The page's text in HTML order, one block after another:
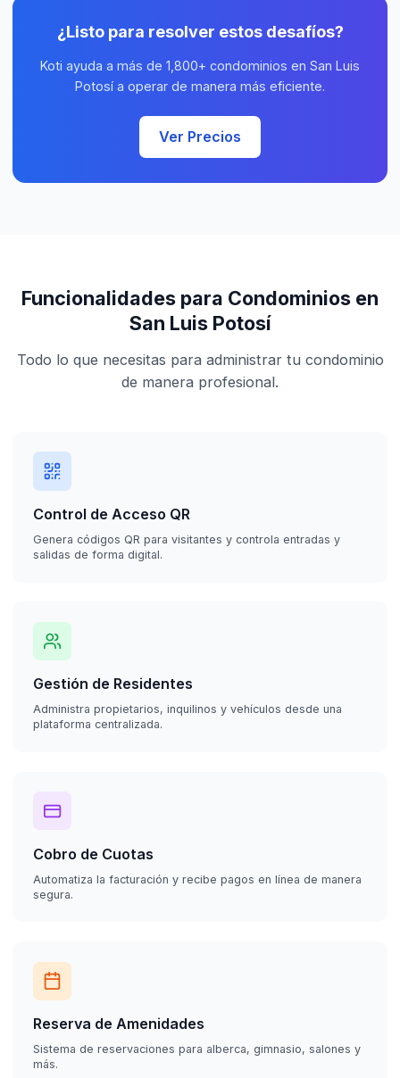
¿Listo para resolver estos desafíos?
Koti ayuda a más de 1,800+ condominios en San Luis
Potosí a operar de manera más eficiente.
Ver Precios
Funcionalidades para Condominios en
San Luis Potosí
Todo lo que necesitas para administrar tu condominio
de manera profesional.
Control de Acceso QR
Genera códigos QR para visitantes y controla entradas y
salidas de forma digital.
Gestión de Residentes
Administra propietarios, inquilinos y vehículos desde una
plataforma centralizada.
Cobro de Cuotas
Automatiza la facturación y recibe pagos en línea de manera
segura.
Reserva de Amenidades
Sistema de reservaciones para alberca, gimnasio, salones y
más.